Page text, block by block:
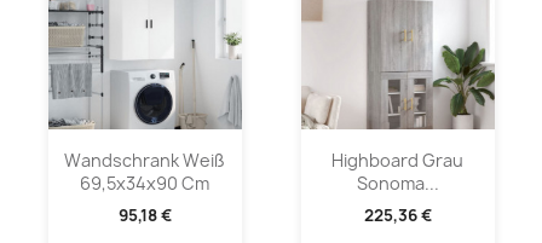
Wandschrank Weiß
69,5x34x90 Cm
95,18 €
Highboard Grau
Sonoma...
225,36 €